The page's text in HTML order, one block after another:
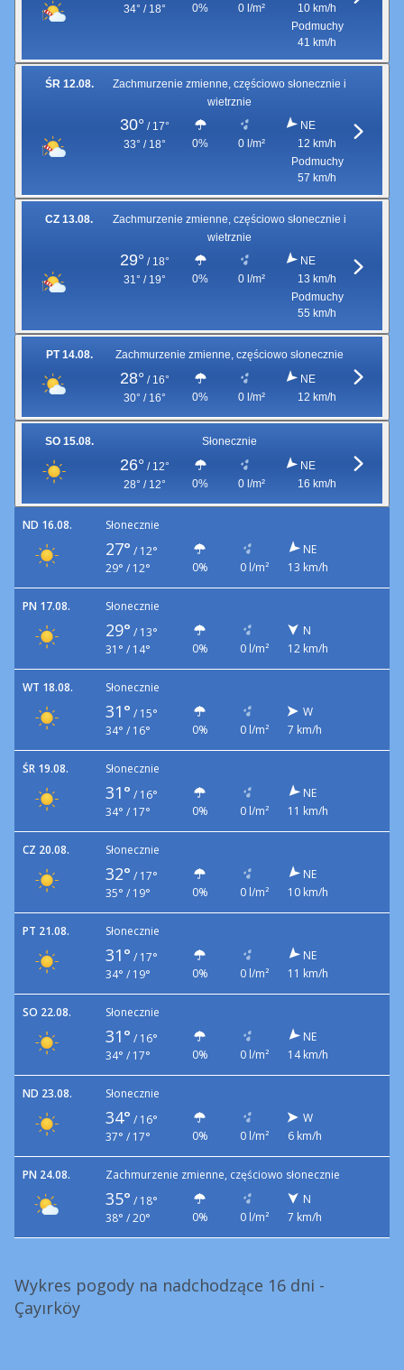
34° / 18°
0% 0 l/m²
10 km/h
Podmuchy
41 km/h
ŚR 12.08.
Zachmurzenie zmienne, częściowo słonecznie i
wietrznie
30° / 17°
33° / 18°
0% 0 l/m²
NE
12 km/h
Podmuchy
57 km/h
CZ 13.08.
Zachmurzenie zmienne, częściowo słonecznie i
wietrznie
29° / 18°
31° / 19°
0% 0 l/m²
NE
13 km/h
Podmuchy
55 km/h
PT 14.08. Zachmurzenie zmienne, częściowo słonecznie
28° / 16°
30° / 16°
0% 0 l/m²
NE
12 km/h
SO 15.08. Słonecznie
26° / 12°
28° / 12°
0% 0 l/m²
NE
16 km/h
ND 16.08. Słonecznie
27° / 12°
29° / 12°
0% 0 l/m²
NE
13 km/h
PN 17.08. Słonecznie
29° / 13°
31° / 14°
0% 0 l/m²
N
12 km/h
WT 18.08. Słonecznie
31° / 15°
34° / 16°
0% 0 l/m²
W
7 km/h
ŚR 19.08. Słonecznie
31° / 16°
34° / 17°
0% 0 l/m²
NE
11 km/h
CZ 20.08. Słonecznie
32° / 17°
35° / 19°
0% 0 l/m²
NE
10 km/h
PT 21.08. Słonecznie
31° / 17°
34° / 19°
0% 0 l/m²
NE
11 km/h
SO 22.08. Słonecznie
31° / 16°
34° / 17°
0% 0 l/m²
NE
14 km/h
ND 23.08. Słonecznie
34° / 16°
37° / 17°
0% 0 l/m²
W
6 km/h
PN 24.08. Zachmurzenie zmienne, częściowo słonecznie
35° / 18°
38° / 20°
0% 0 l/m²
N
7 km/h
Wykres pogody na nadchodzące 16 dni -
Çayırköy